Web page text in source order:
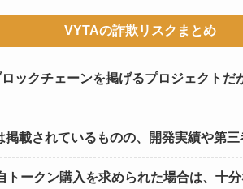
VYTAの詐欺リスクまとめ
ックチェーンを掲げるプロジェクトだ
載されているものの、開発実績や第三
トークン購入を求められた場合は、十